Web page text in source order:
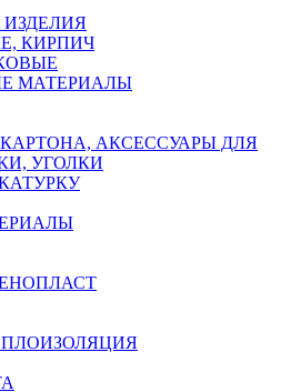
КИРПИЧ
МАТЕРИАЛЫ
АКСЕССУАРЫ ДЛЯ
УГОЛКИ